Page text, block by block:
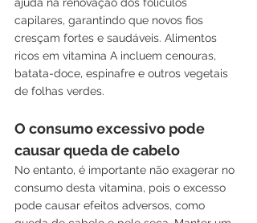
ajuda na renovação dos folículos
capilares, garantindo que novos fios
cresçam fortes e saudáveis. Alimentos
ricos em vitamina A incluem cenouras,
batata-doce, espinafre e outros vegetais
de folhas verdes.
O consumo excessivo pode
causar queda de cabelo
No entanto, é importante não exagerar no
consumo desta vitamina, pois o excesso
pode causar efeitos adversos, como